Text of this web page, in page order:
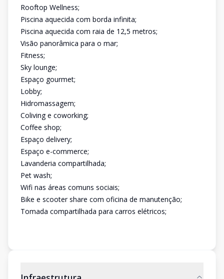
Rooftop Wellness;
Piscina aquecida com borda infinita;
Piscina aquecida com raia de 12,5 metros;
Visão panorâmica para o mar;
Fitness;
Sky lounge;
Espaço gourmet;
Lobby;
Hidromassagem;
Coliving e coworking;
Coffee shop;
Espaço delivery;
Espaço e-commerce;
Lavanderia compartilhada;
Pet wash;
Wifi nas áreas comuns sociais;
Bike e scooter share com oficina de manutenção;
Tomada compartilhada para carros elétricos;